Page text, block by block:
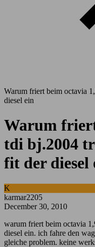
Warum friert beim octavia
diesel ein
Warum
tdi bj.2004
fit der diesel
K
karmar2205
December 30, 2010
warum friert beim octavia
diesel ein. ich fahre den
gleiche problem. keine